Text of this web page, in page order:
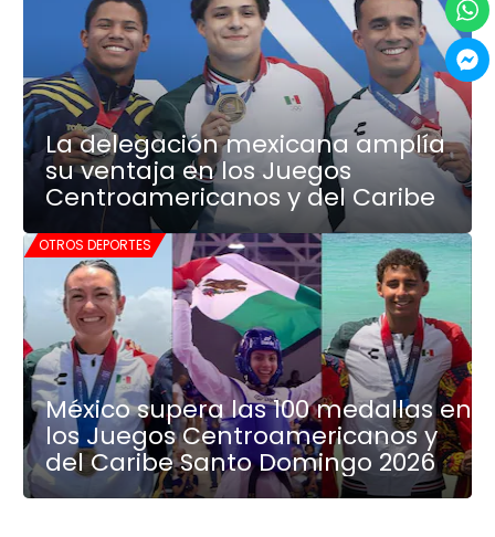
La delegación mexicana amplía
su ventaja en los Juegos
Centroamericanos y del Caribe
OTROS DEPORTES
México supera las 100 medallas en
los Juegos Centroamericanos y
del Caribe Santo Domingo 2026